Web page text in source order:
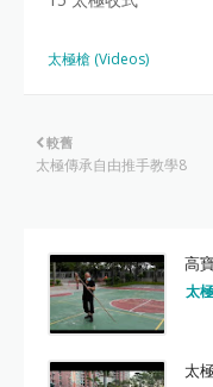
太極槍 (Videos)
較舊
太極傳承自由推手教學8
高
太
太